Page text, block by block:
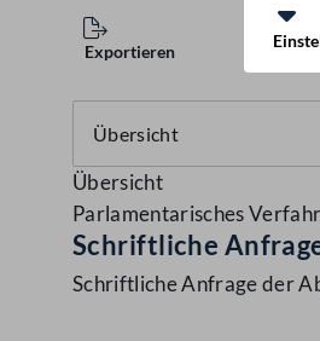
Exportieren
Übersicht
Parlamentarisches
Schriftliche
Schriftliche Anfrage der